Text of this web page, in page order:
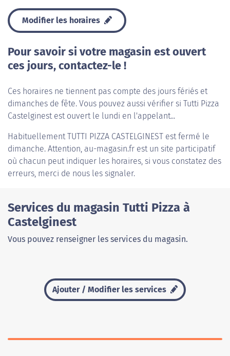
Modifier les horaires
Pour savoir si votre magasin est ouvert
ces jours, contactez-le !
Ces horaires ne tiennent pas compte des jours fériés et
dimanches de fête. Vous pouvez aussi vérifier si Tutti Pizza
Castelginest est ouvert le lundi en l'appelant...
HabituellementTUTTI PIZZA CASTELGINEST est fermé le
dimanche. Attention, au-magasin.fr est un site participatif
où chacun peut indiquer les horaires, si vous constatez des
erreurs, merci de nous les signaler.
Services du magasin Tutti Pizza à
Castelginest
Vous pouvez renseigner les services du magasin.
Ajouter / Modifier les services